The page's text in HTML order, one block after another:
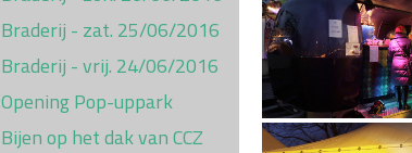
Braderij - zat. 25/06/2016
Braderij - vrij. 24/06/2016
Opening Pop-uppark
Bijen op het dak van CCZ